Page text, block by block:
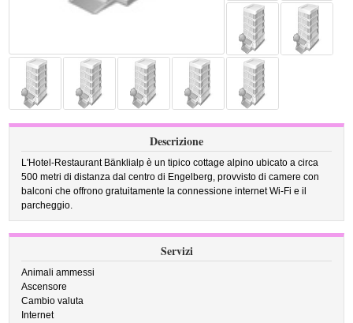
Descrizione
L'Hotel-Restaurant Bänklialp è un tipico cottage alpino ubicato a circa
500 metri di distanza dal centro di Engelberg, provvisto di camere con
balconi che offrono gratuitamente la connessione internet Wi-Fi e il
parcheggio.
Servizi
Animali ammessi
Ascensore
Cambio valuta
Internet